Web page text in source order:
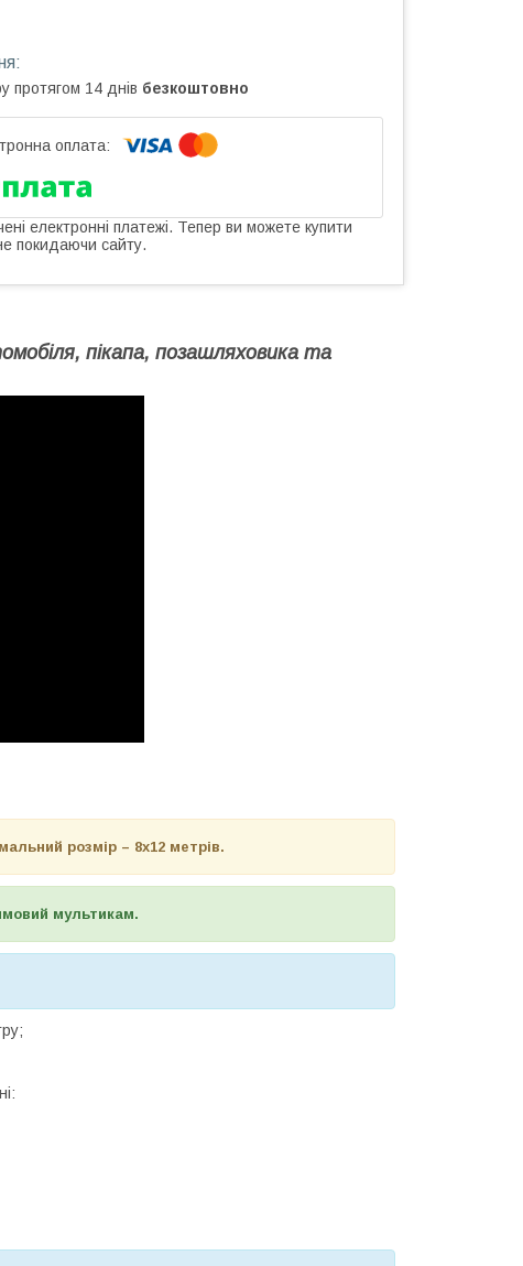
протягом 14 днів безкоштовно
електронні платежі. Тепер ви можете купити
покидаючи сайту.
пікапа, позашляховика та
розмір – 8х12 метрів.
мультикам.